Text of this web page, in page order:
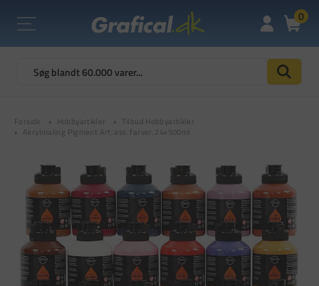
0
Forside Hobbyartikler
Tilbud Hobbyartikler
Akrylmaling Pigment Art, ass. farver, 24x500ml